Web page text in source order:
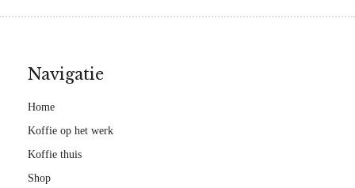
Navigatie
Home
Koffie op het werk
Koffie thuis
Shop